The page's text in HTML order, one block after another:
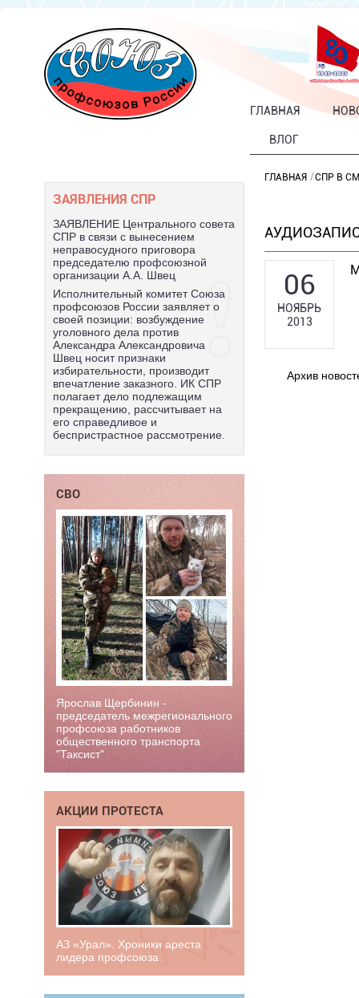
ГЛАВНАЯ
ВЛОГ
ЗАЯВЛЕНИЯ СПР
ЗАЯВЛЕНИЕ Центрального совета
СПР в связи с вынесением
неправосудного приговора
председателю профсоюзной
организации А.А. Швец
Исполнительный комитет Союза
профсоюзов России заявляет о
своей позиции: возбуждение
уголовного дела против
Александра Александровича
Швец носит признаки
избирательности, производит
впечатление заказного. ИК СПР
полагает дело подлежащим
прекращению, рассчитывает на
его справедливое и
беспристрастное рассмотрение.
СВО
Ярослав Щербинин -
председатель межрегионального
профсоюза работников
общественного транспорта
"Таксист"
АКЦИИ ПРОТЕСТА
АЗ «Урал». Хроники ареста
лидера профсоюза
ГЛАВНАЯ СПР В
06
НОЯБРЬ
2013
Архив